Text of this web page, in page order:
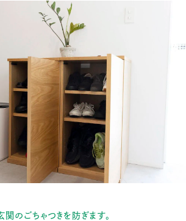
関のごちゃつきを防ぎます。